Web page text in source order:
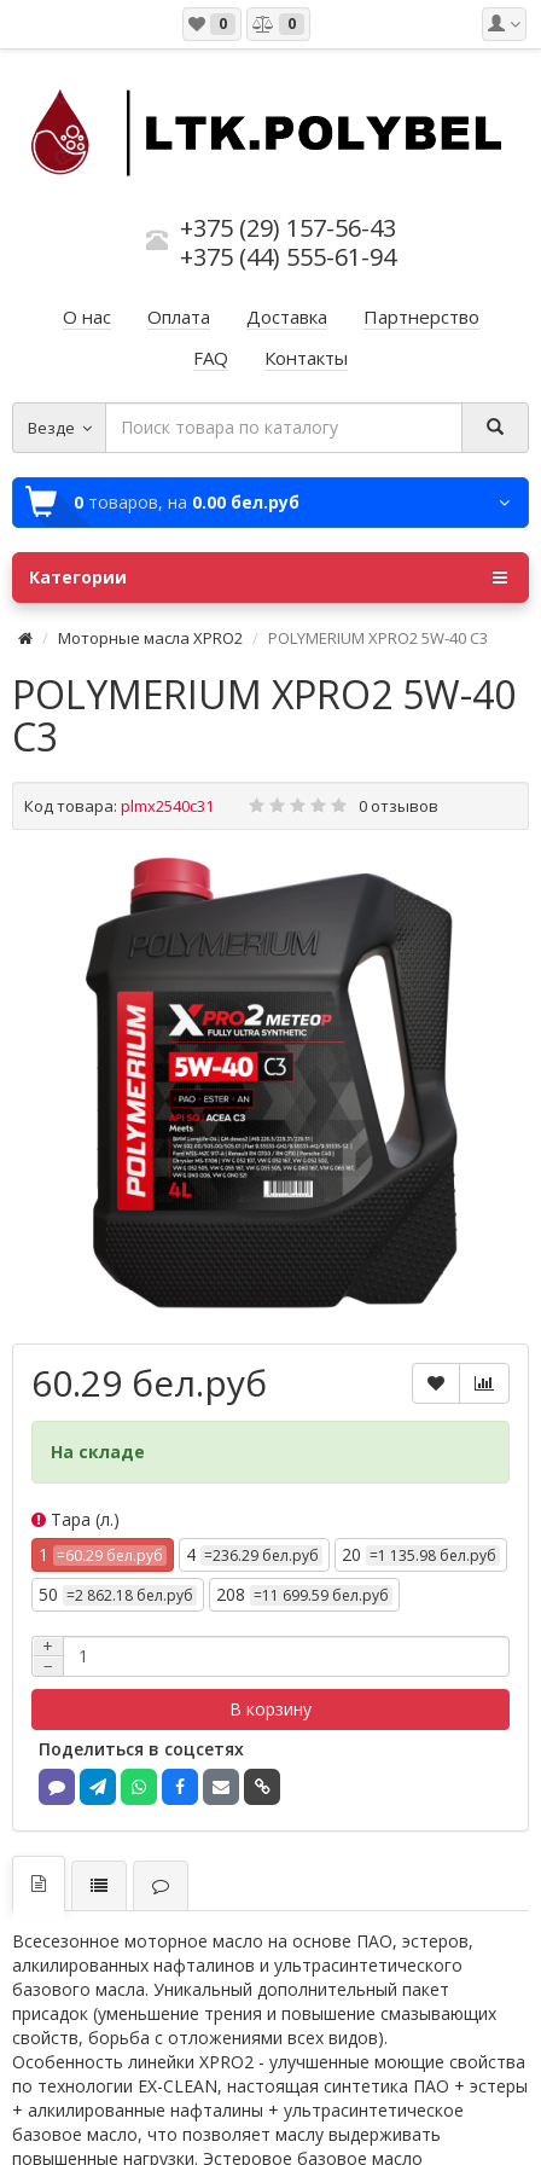
0 0
+375 (29) 157-56-43
+375 (44) 555-61-94
О нас Оплата Доставка
Партнерство
FAQ
Контакты
Везде
0 товаров, на 0.00 бел.руб
Категории
Моторные масла XPRO2 POLYMERIUM XPRO2 5W-40 C3
POLYMERIUM XPRO2 5W-40
C3
Код товара: plmx2540c31 0 отзывов
60.29 бел.руб
На складе
Тара (л.)
1 =60.29 бел.руб 4 =236.29 бел.руб 20 =1 135.98 бел.руб
50 =2 862.18 бел.руб 208 =11 699.59 бел.руб
+
−
В корзину
Поделиться в соцсетях
Всесезонное моторное масло на основе ПАО, эстеров,
алкилированных нафталинов и ультрасинтетического
базового масла. Уникальный дополнительный пакет
присадок (уменьшение трения и повышение смазывающих
свойств, борьба с отложениями всех видов).
Особенность линейки XPRO2 - улучшенные моющие свойства
по технологии EX-CLEAN, настоящая синтетика ПАО + эстеры
+ алкилированные нафталины + ультрасинтетическое
базовое масло, что позволяет маслу выдерживать
повышенные нагрузки. Эстеровое базовое масло